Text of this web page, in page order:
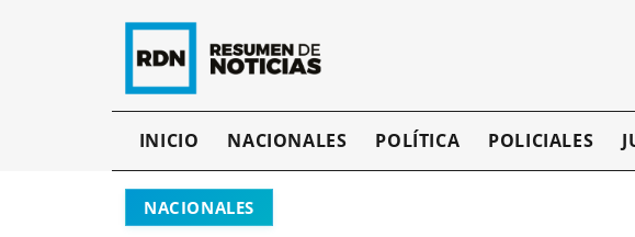
INICIO NACIONALES POLÍTICA POLICIALES
NACIONALES